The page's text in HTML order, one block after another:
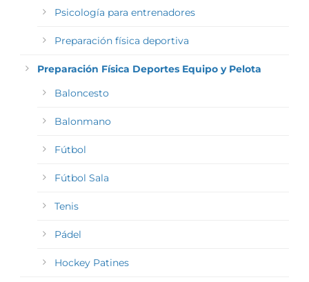
Psicología para entrenadores
Preparación física deportiva
Preparación Física Deportes Equipo y Pelota
Baloncesto
Balonmano
Fútbol
Fútbol Sala
Tenis
Pádel
Hockey Patines